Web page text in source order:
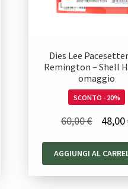
Dies Lee
Remington – Shell
omaggio
SCONTO - 20%
60,00€ 48,00
AGGIUNGI AL